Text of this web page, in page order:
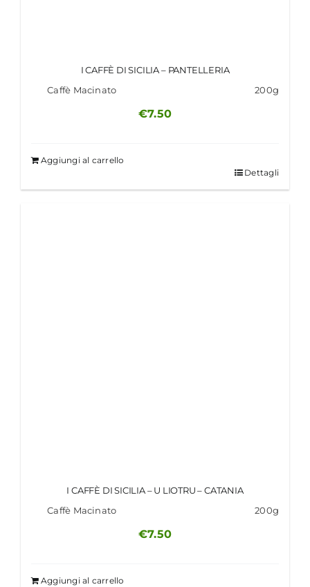
I CAFFÈ DI SICILIA – PANTELLERIA
Caffè Macinato
200g
€7.50
Aggiungi al carrello
Dettagli
I CAFFÈ DI SICILIA – U LIOTRU – CATANIA
Caffè Macinato
200g
€7.50
Aggiungi al carrello